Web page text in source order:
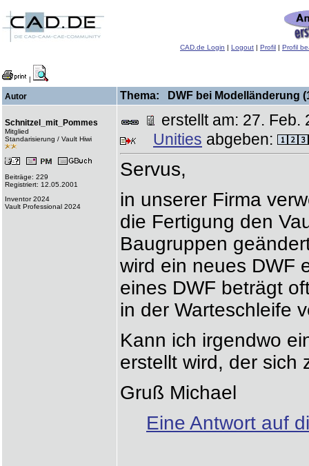
CAD.de Login | Logout | Profil | Profil
|
Autor Thema: DWF bei Modelländerung
Schnitzel_mit_Pommes
Mitglied
Standarisierung / Vault Hiwi
Beiträge: 229
Registriert: 12.05.2001
Inventor 2024
Vault Professional 2024
erstellt am: 27.
Unities abgeben:
Servus,
in unserer Firma
die Fertigung den
Baugruppen
wird ein neues DWF
eines DWF beträgt
in der Warteschleife
Kann ich irgendwo
erstellt wird, der sich
Gruß Michael
Eine Antwort auf